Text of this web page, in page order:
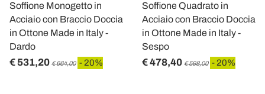
Soffione Monogetto in
Acciaio con Braccio Doccia
in Ottone Made in Italy -
Dardo
€ 531,20 € 664,00 - 20%
Soffione Quadrato in
Acciaio con Braccio Doccia
in Ottone Made in Italy -
Sespo
€ 478,40 € 598,00 - 20%